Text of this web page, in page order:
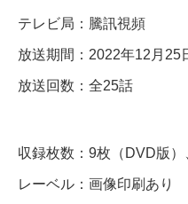
i
t
h
】
テレビ局：騰訊視頻
放送期間：2022年12月25
放送回数：全25話
収録枚数：9枚（DVD版）
レーベル：画像印刷あり